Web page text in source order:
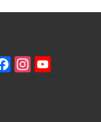
Facebook
Instagram